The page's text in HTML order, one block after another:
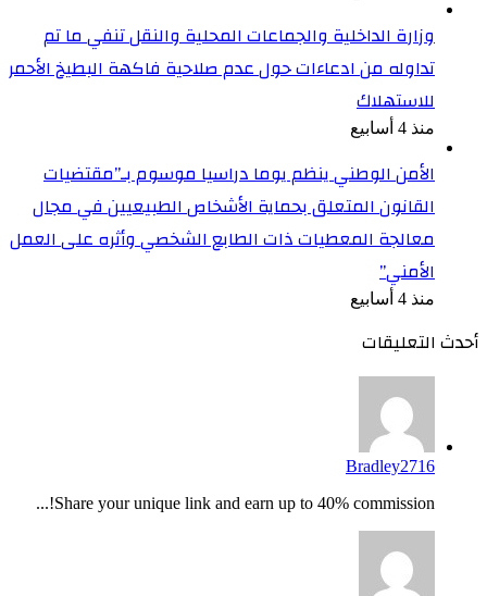
وزارة الداخلية والجماعات المحلية والنقل تنفي ما تم
تداوله من ادعاءات حول عدم صلاحية فاكهة البطيخ الأحمر
للاستهلاك
منذ 4 أسابيع
الأمن الوطني ينظم يوما دراسيا موسوم بـ”مقتضيات
القانون المتعلق بحماية الأشخاص الطبيعيين في مجال
معالجة المعطيات ذات الطابع الشخصي وأثره على العمل
الأمني”
منذ 4 أسابيع
أحدث التعليقات
Bradley2716
Share your unique link and earn up to 40% commission!...